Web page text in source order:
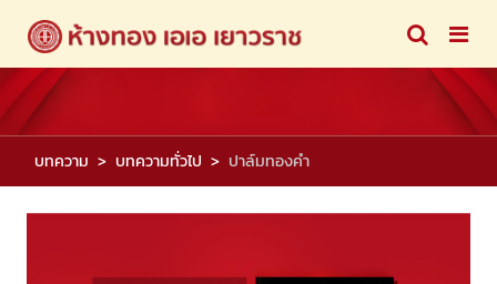
บทความ บทความทั่วไป ปาล์มทองคำ